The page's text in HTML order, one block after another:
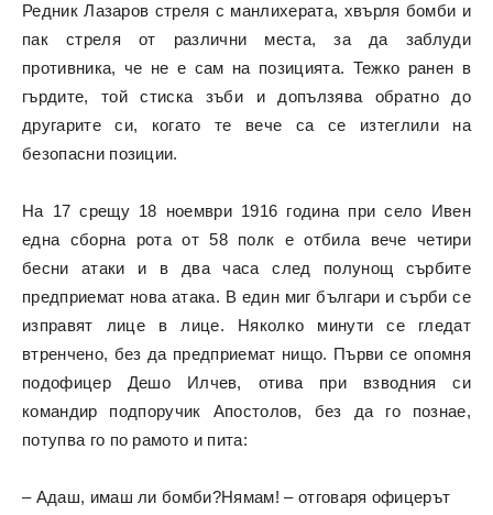
Редник Лазаров стреля с манлихерата, хвърля бомби и
пак стреля от различни места, за да заблуди
противника, че не е сам на позицията. Тежко ранен в
гърдите, той стиска зъби и допълзява обратно до
другарите си, когато те вече са се изтеглили на
безопасни позиции.
На 17 срещу 18 ноември 1916 година при село Ивен
една сборна рота от 58 полк е отбила вече четири
бесни атаки и в два часа след полунощ сърбите
предприемат нова атака. В един миг българи и сърби се
изправят лице в лице. Няколко минути се гледат
втренчено, без да предприемат нищо. Първи се опомня
подофицер Дешо Илчев, отива при взводния си
командир подпоручик Апостолов, без да го познае,
потупва го по рамото и пита:
– Адаш, имаш ли бомби?Нямам! – отговаря офицерът